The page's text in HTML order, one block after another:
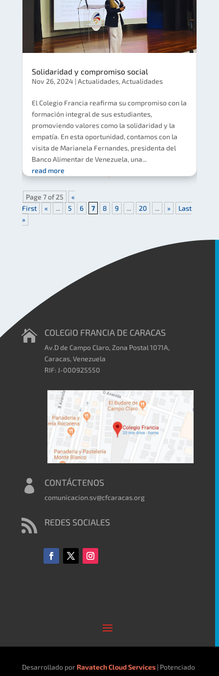
Solidaridad y compromiso social
Nov 26, 2024 |Actualidades,Actualidades
El Colegio Francia reafirma su compromiso con la
formación integral de sus estudiantes,
promoviendo valores como la solidaridad y la
empatía. En esta oportunidad, contamos con la
visita de Marianela Fernandes, presidenta del
Banco Alimentar de Venezuela, una...
read more
Page 7 of 25
«
First
« ... 5 6 7 8 9 ... 20 ... »
Last
»
 COLEGIO FRANCIA DE CARACAS
Av.D de Campo Claro, Zona Postal 1071A,
Caracas, Venezuela
RIF: J-000925550
 CONTÁCTENOS
comunicacion.sv@cfcaracas.org
 REDES SOCIALES
Desarrollado por Ravatech Cloud Services| Potenciado